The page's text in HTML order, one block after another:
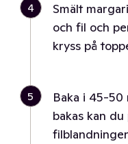
4
Smält
och fil och
kryss på
5
Baka i 45-
bakas kan